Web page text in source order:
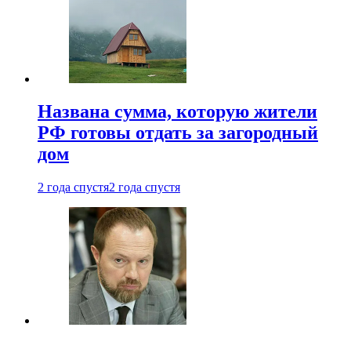
Названа сумма, которую жители
РФ готовы отдать за загородный
дом
2 года спустя2 года спустя